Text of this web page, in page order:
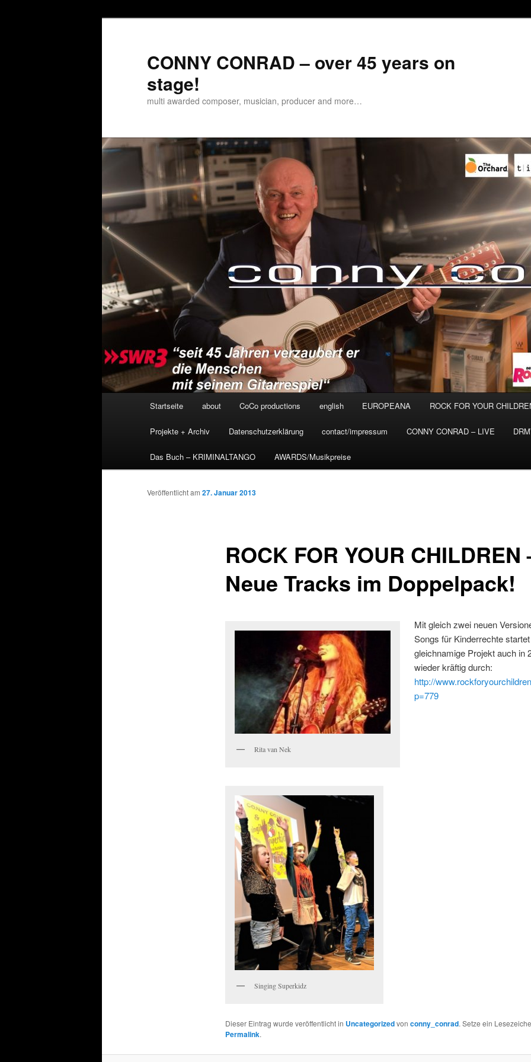
CONNY CONRAD – over 45 years on
stage!
multi awarded composer, musician, producer and more…
Startseite about CoCo productions english EUROPEANA ROCK FOR YOUR
Projekte + Archiv Datenschutzerklärung contact/impressum CONNY CONRAD – LIVE
Das Buch – KRIMINALTANGO AWARDS/Musikpreise
ROCK FOR YOUR CHILDREN
Neue Tracks im Doppelpack!
Veröffentlicht am 27. Januar 2013
Rita van Nek
Singing Superkidz
Mit gleich zwei neuen
Songs für Kinderrechte
gleichnamige Projekt auch in
wieder kräftig durch:
http://
p=779
Dieser Eintrag wurde veröffentlicht in Uncategorizedvon conny_conrad. Setze ein
Permalink.